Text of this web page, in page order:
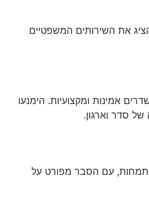
את השירותים המשפטיים
אמינות ומקצועיות. הימנעו
של סדר וארגון.
התמחות, עם הסבר מפורט על